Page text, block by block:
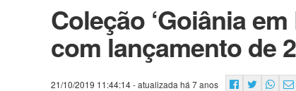
Coleção ‘Goiânia
com lançamento de
21/10/2019 11:44:14- atualizada há 7 anos